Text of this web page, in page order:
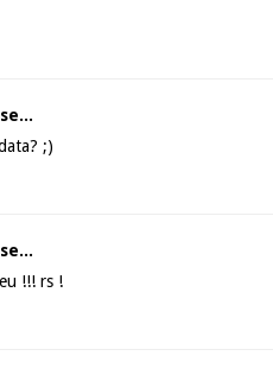
;)
!!! rs !